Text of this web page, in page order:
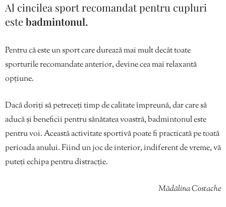
Al cincilea sport recomandat pentru cupluri
estebadmintonul.
Pentru că este un sport care durează mai mult decât toate
sporturile recomandate anterior, devine cea mai relaxantă
opțiune.
Dacă doriți să petreceți timp de calitate împreună, dar care să
aducă și beneficii pentru sănătatea voastră, badmintonul este
pentru voi. Această activitate sportivă poate fi practicată pe toată
perioada anului. Fiind un joc de interior, indiferent de vreme, vă
puteți echipa pentru distracție.
Mădălina Costache